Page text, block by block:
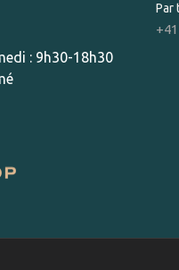
: 9h30-18h30
Par